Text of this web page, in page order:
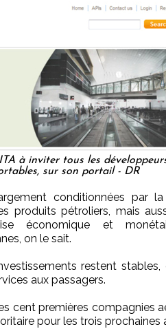
à inviter tous les
sur son portail - DR
conditionnées par la
produits pétroliers, mais
économique et
on le sait.
restent stables,
aux passagers.
cent premières compagnies
pour les trois prochaines